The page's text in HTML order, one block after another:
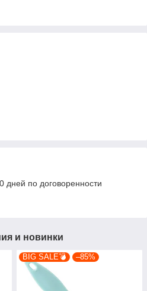
дней по договоренности
и новинки
BIG SALE💣 –85%